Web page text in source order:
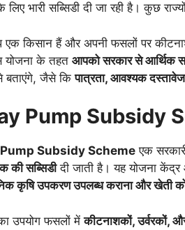
भारी सब्सिडी दी जा रही है। कुछ
किसान हैं और अपनी फसलों पर
योजना के तहत आपको सरकार से आर्थिक
बताएंगे, जैसे किपात्रता, आवश्यक
Pump Subsidy
Subsidy Scheme एक
की सब्सिडीदी जाती है। यह योजना केंद्र
कृषि उपकरण उपलब्ध कराना और खेती को
उपयोग फसलों मेंकीटनाशकों, उर्वरकों,